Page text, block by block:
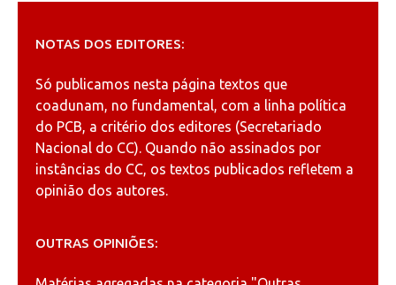
NOTAS DOS EDITORES:
Só publicamos nesta página textos que
coadunam, no fundamental, com a linha política
do PCB, a critério dos editores (Secretariado
Nacional do CC). Quando não assinados por
instâncias do CC, os textos publicados refletem a
opinião dos autores.
OUTRAS OPINIÕES: